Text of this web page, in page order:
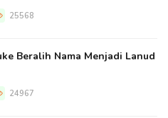
25568
Beralih Nama Menjadi Lanud
24967